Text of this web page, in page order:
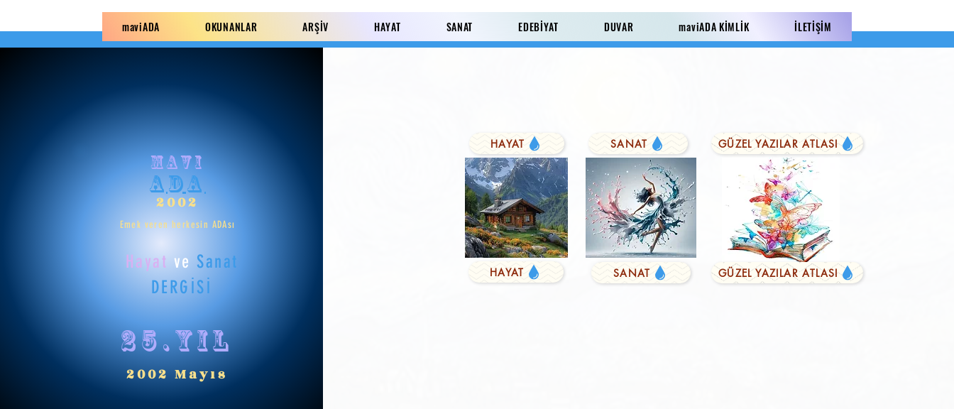
maviADA OKUNANLAR ARŞİV HAYAT SANAT EDEBİYAT DUVAR maviADA KİMLİK İLETİŞİM
Derviş'in Duası FARKLI YAZILAR
Paylaş
mavi
ADA
2002
Hayat ve Sanat
DERGİSİ
Emek veren herkesin ADAsı
25.yıl
2002 Mayıs
HAYAT
HAYAT
SANAT
SANAT
GÜZEL YAZILAR ATLASI
GÜZEL YAZILAR ATLASI